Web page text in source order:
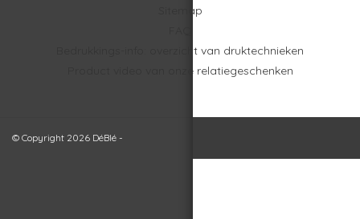
Sitemap
Bedrukkings-info: overzicht van druktechnieken
Product video van onze relatiegeschenken
© Copyright 2026 DéBlé -